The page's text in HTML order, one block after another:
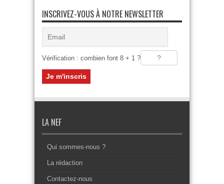
INSCRIVEZ-VOUS À NOTRE NEWSLETTER
Vérification : combien font 8 + 1 ?
LA NEF
Qui sommes-nous ?
La rédaction
Contactez-nous